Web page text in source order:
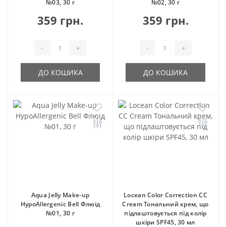
№03, 30 г
359 грн.
- +
ДО КОШИКА
№02, 30 г
359 грн.
- +
ДО КОШИКА
Aqua Jelly Make-up
HypoAllergenic Bell Флюїд
№01, 30 г
Locean Color Correction CC
Cream Тональний крем, що
підлаштовується під колір
шкіри SPF45, 30 мл